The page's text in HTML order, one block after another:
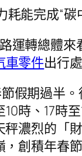
耗能完成“碳
運轉總體
車零件出行
假期過半
時、17時
濃烈的「
創積年春